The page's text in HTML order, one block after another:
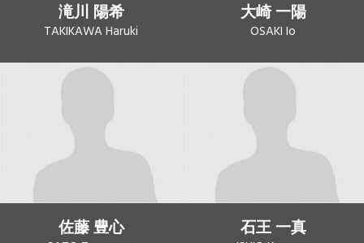
滝川 陽希
TAKIKAWA Haruki
大崎 一陽
OSAKI Io
佐藤 豊心 石王 一真